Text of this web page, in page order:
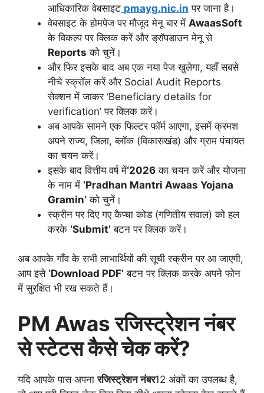
आधिकारिक वेबसाइट pmayg.nic.in पर जाना है।
वेबसाइट के होमपेज पर मौजूद मेनू बार में AwaasSoft
के विकल्प पर क्लिक करें और ड्रॉपडाउन मेनू से
Reports को चुनें।
और फिर इसके बाद अब एक नया पेज खुलेगा, यहाँ सबसे
नीचे स्क्रॉल करें और Social Audit Reports
सेक्शन में जाकर ‘Beneficiary details for
verification’ पर क्लिक करें।
अब आपके सामने एक फिल्टर फॉर्म आएगा, इसमें क्रमश
अपने राज्य, जिला, ब्लॉक (विकासखंड) और ग्राम पंचायत
का चयन करें।
इसके बाद वित्तीय वर्ष में‘2026 का चयन करें और योजना
के नाम में ‘Pradhan Mantri Awaas Yojana
Gramin’ को चुनें।
स्क्रीन पर दिए गए कैप्चा कोड (गणितीय सवाल) को हल
करके ‘Submit’ बटन पर क्लिक करें।
अब आपके गाँव के सभी लाभार्थियों की सूची स्क्रीन पर आ जाएगी,
आप इसे ‘Download PDF’ बटन पर क्लिक करके अपने फोन
में सुरक्षित भी रख सकते हैं।
PM Awas रजिस्ट्रेशन नंबर
से स्टेटस कैसे चेक करें?
यदि आपके पास अपनारजिस्ट्रेशन नंबर12 अंकों का उपलब्ध है,